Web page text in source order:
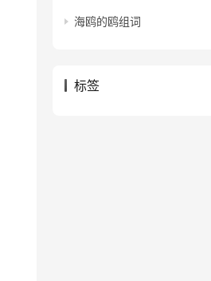
海鸥的鸥组词
标签